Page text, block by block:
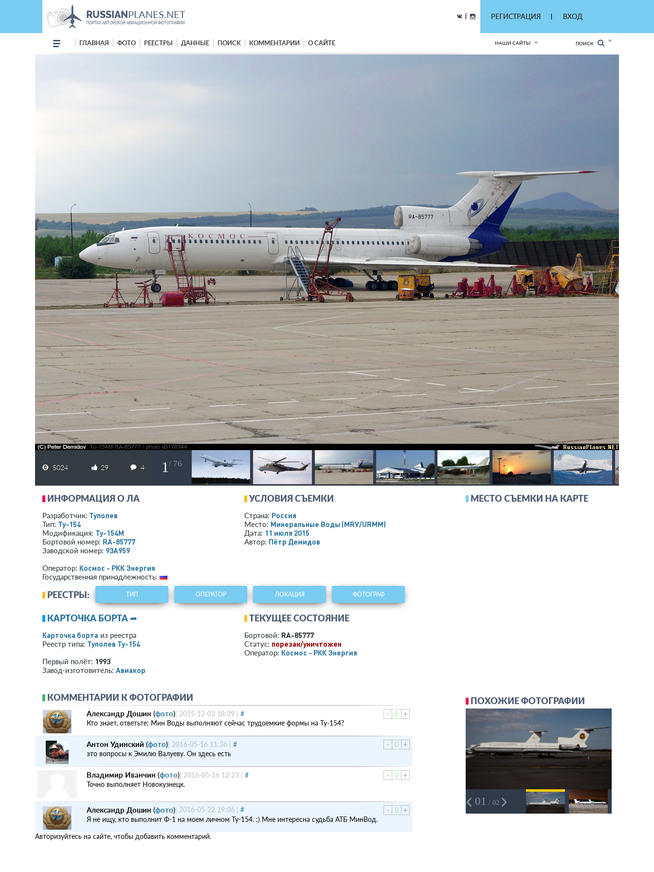
RUSSIANPLANES.NET
ПОРТАЛ АВТОРСКОЙ АВИАЦИОННОЙ ФОТОГРАФИИ
РЕГИСТРАЦИЯ ВХОД
ГЛАВНАЯ ФОТО РЕЕСТРЫ ДАННЫЕ ПОИСК КОММЕНТАРИИ О САЙТЕ НАШИ САЙТЫ ПОИСК
5024 29 4 1 / 76
ИНФОРМАЦИЯ О ЛА
Разработчик: Туполев
Тип: Ту-154
Модификация: Ту-154М
Бортовой номер: RA-85777
Заводской номер: 93A959
Оператор: Космос - РКК Энергия
Государственная принадлежность:
УСЛОВИЯ СЪЕМКИ
Страна: Россия
Место: Минеральные Воды (MRV/URMM)
Дата: 11 июля 2015
Автор: Пётр Демидов
РЕЕСТРЫ: ТИП ОПЕРАТОР ЛОКАЦИЯ ФОТОГРАФ
КАРТОЧКА БОРТА ➦
Карточка борта из реестра
Реестр типа: Туполев Ту-154
Первый полёт: 1993
Завод-изготовитель: Авиакор
ТЕКУЩЕЕ СОСТОЯНИЕ
Бортовой: RA-85777
Статус: порезан/уничтожен
Оператор: Космос - РКК Энергия
КОММЕНТАРИИ К ФОТОГРАФИИ
- 0 +
Александр Дошин (фото)| 2015-12-03 18:39 | #
Кто знает, ответьте: Мин Воды выполняют сейчас трудоемкие формы на Ту-154?
- 0 +
Антон Удинский (фото)| 2016-05-16 11:36 | #
это вопросы к Эмилю Валуеву. Он здесь есть
- 0 +
Владимир Иванчин (фото)| 2016-05-16 12:23 | #
Точно выполняет Новокузнецк.
- 0 +
Александр Дошин (фото)| 2016-05-22 19:06 | #
Я не ищу, кто выполнит Ф-1 на моем личном Ту-154. :) Мне интересна судьба АТБ МинВод.
Авторизуйтесь на сайте, чтобы добавить комментарий.
МЕСТО СЪЕМКИ НА КАРТЕ
ПОХОЖИЕ ФОТОГРАФИИ
01 / 02